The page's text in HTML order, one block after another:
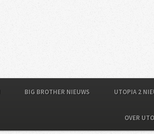
BIG BROTHER NIEUWS UTOPIA 2
OVER